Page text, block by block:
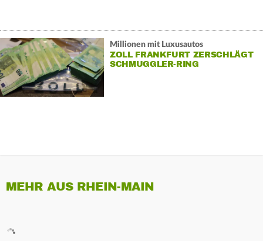
Millionen mit Luxusautos
ZOLL FRANKFURT ZERSCHLÄGT
SCHMUGGLER-RING
MEHR AUS RHEIN-MAIN